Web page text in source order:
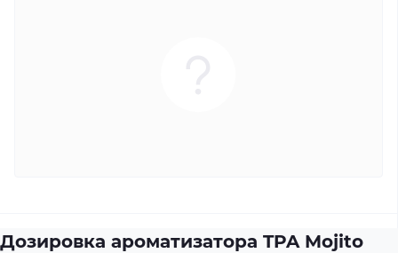
Дозировка ароматизатора TPA Mojito